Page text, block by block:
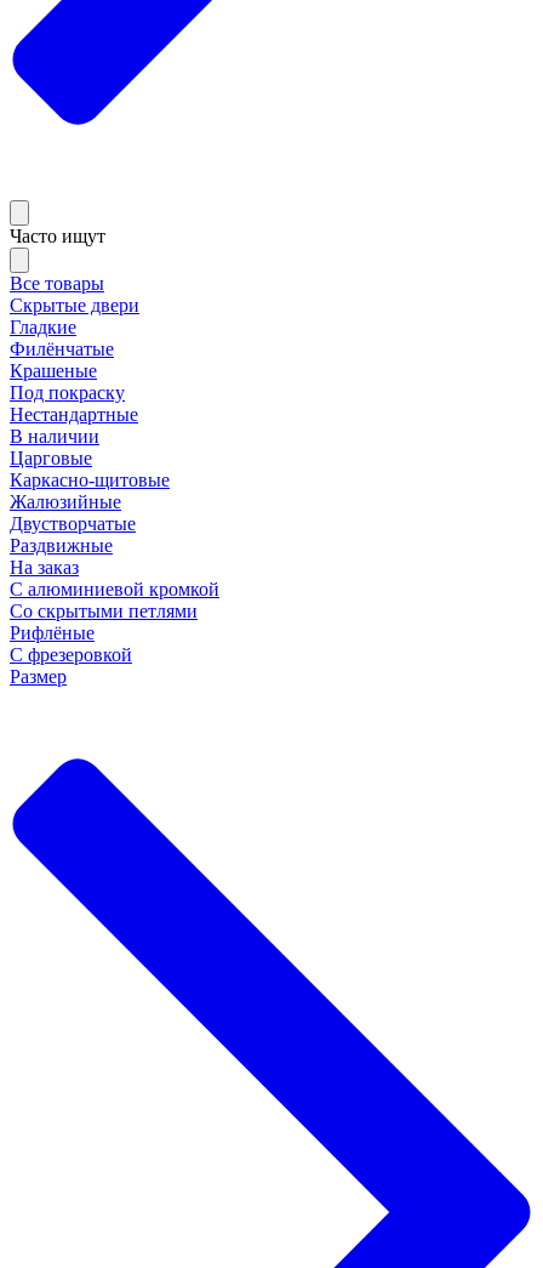
Часто ищут
Все товары
Скрытые двери
Гладкие
Филёнчатые
Крашеные
Под покраску
Нестандартные
В наличии
Царговые
Каркасно-щитовые
Жалюзийные
Двустворчатые
Раздвижные
На заказ
С алюминиевой кромкой
Со скрытыми петлями
Рифлёные
С фрезеровкой
Размер